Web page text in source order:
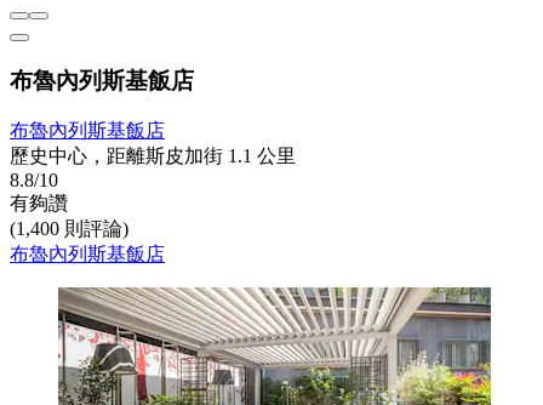
布魯內列斯基飯店
布魯內列斯基飯店
歷史中心，距離斯皮加街 1.1 公里
8.8/10
有夠讚
(1,400 則評論)
布魯內列斯基飯店